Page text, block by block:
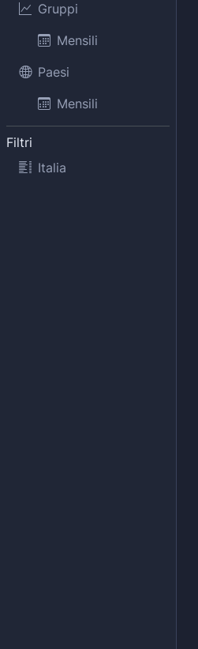
Gruppi
Mensili
Paesi
Mensili
Filtri
Italia